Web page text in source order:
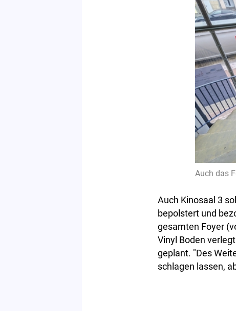
Auch das
Auch Kinosaal 3
bepolstert und
gesamten Foyer
Vinyl Boden
geplant. "Des
schlagen lassen,